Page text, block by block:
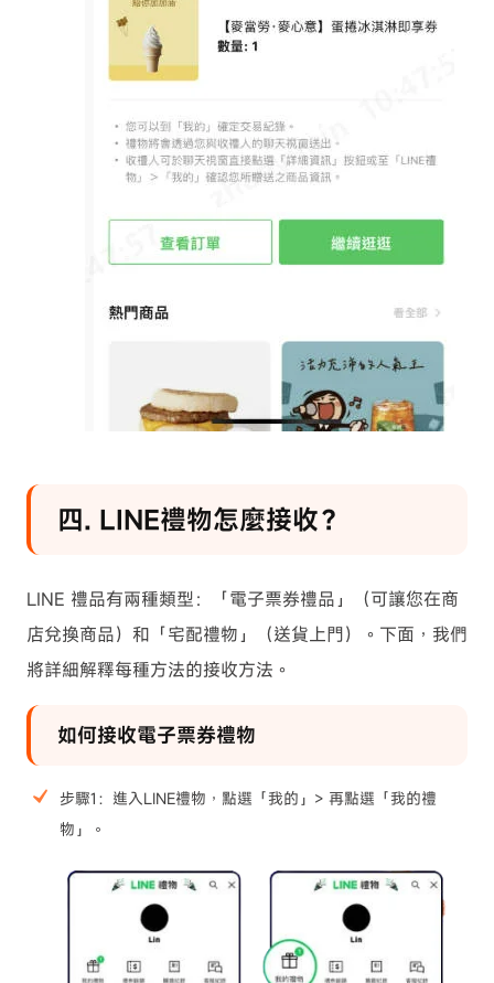
四. LINE禮物怎麼接收？
LINE 禮品有兩種類型：「電子票券禮品」（可讓您在商
店兌換商品）和「宅配禮物」（送貨上門）。下面，我們
將詳細解釋每種方法的接收方法。
如何接收電子票券禮物
步驟1：進入LINE禮物，點選「我的」> 再點選「我的禮
物」。